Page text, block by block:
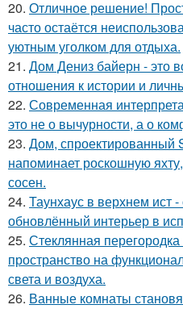
20. Отличное решение!
часто остаётся
уютным уголком для отдыха.
21. Дом Дениз байерн - это
отношения к истории и
22. Современная
это не о вычурности, а о
23. Дом, спроектированный
напоминает роскошную
сосен.
24. Таунхаус в верхнем ист
обновлённый интерьер в
25. Стеклянная
пространство на
света и воздуха.
26. Ванные комнаты